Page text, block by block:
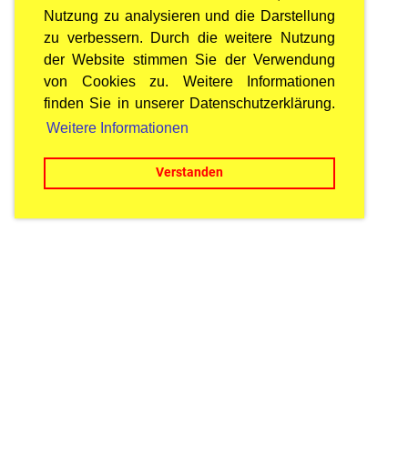
Nutzung zu analysieren und die Darstellung
zu verbessern. Durch die weitere Nutzung
der Website stimmen Sie der Verwendung
von Cookies zu. Weitere Informationen
finden Sie in unserer Datenschutzerklärung.
Weitere Informationen
Verstanden